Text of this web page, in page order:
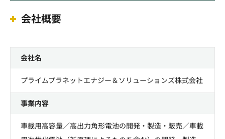
会社概要
会社名
プライムプラネットエナジー＆ソリューションズ株式会社
事業内容
車載用高容量／高出力角形電池の開発・製造・販売／車載